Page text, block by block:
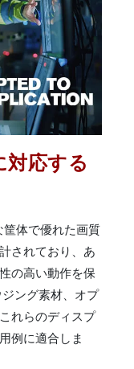
対応する
体で優れた画質
されており、あ
の高い動作を保
ング素材、オプ
れらのディスプ
例に適合しま